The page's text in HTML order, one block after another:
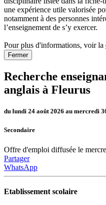
une expérience utile valorisée
notamment à des personnes
l’enseignement de s’y exercer.
Pour plus d'informations, voir la
Fermer
Recherche
anglais à Fleurus
du lundi 24 août 2026 au mercredi
Secondaire
Offre d'emploi diffusée le
Partager
WhatsApp
Etablissement scolaire